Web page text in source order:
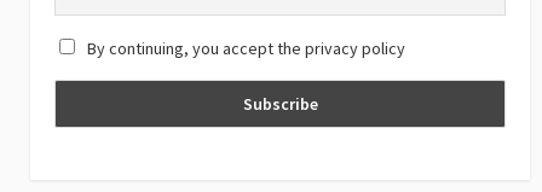
a
n
el
By continuing, you accept the privacy policy